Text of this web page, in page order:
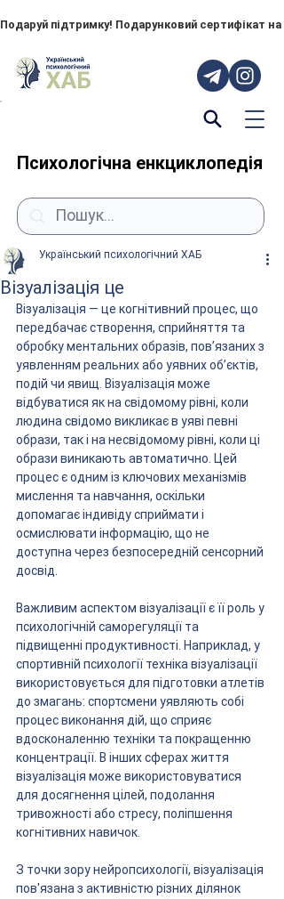
Подаруй підтримку! Подарунковий сертифікат
Психологічна енкциклопедія
Візуалізація це
Український психологічний ХАБ
Візуалізація — це когнітивний процес, що
передбачає створення, сприйняття та
обробку ментальних образів, пов’язаних з
уявленням реальних або уявних об’єктів,
подій чи явищ. Візуалізація може
відбуватися як на свідомому рівні, коли
людина свідомо викликає в уяві певні
образи, так і на несвідомому рівні, коли ці
образи виникають автоматично. Цей
процес є одним із ключових механізмів
мислення та навчання, оскільки
допомагає індивіду сприймати і
осмислювати інформацію, що не
доступна через безпосередній сенсорний
досвід.
Важливим аспектом візуалізації є її роль у
психологічній саморегуляції та
підвищенні продуктивності. Наприклад, у
спортивній психології техніка візуалізації
використовується для підготовки атлетів
до змагань: спортсмени уявляють собі
процес виконання дій, що сприяє
вдосконаленню техніки та покращенню
концентрації. В інших сферах життя
візуалізація може використовуватися
для досягнення цілей, подолання
тривожності або стресу, поліпшення
когнітивних навичок.
З точки зору нейропсихології, візуалізація
пов'язана з активністю різних ділянок